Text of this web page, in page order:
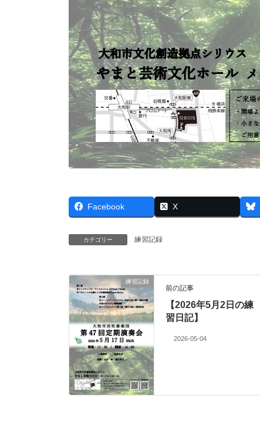
Facebook X
カテゴリー 練習記録
練習記録
前の記事
【2026年5月2日の練
習日記】
2026-05-04